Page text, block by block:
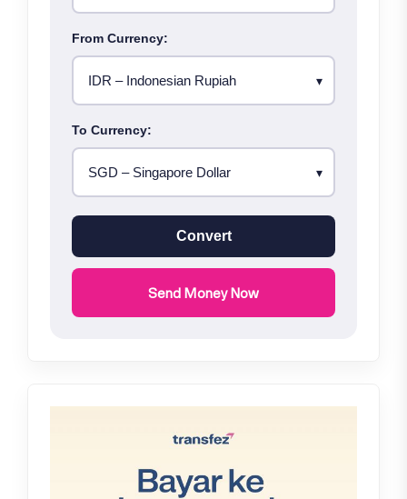
From Currency:
To Currency:
Convert
Send Money Now